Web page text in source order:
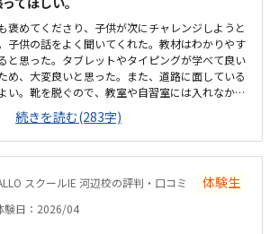
褒めてくださり、子供が次にチャレンジしようと
子供の話をよく聞いてくれた。教材はわかりやす
と思った。タブレットやタイピングが学べて良い
め、大変良いと思った。また、道路に面している
い。靴を脱ぐので、教室や自習室には入れなかっ
境よく学べると思った。想定よりも維持費を含め
しました。タブレットとか持ち込みでもう少し安
。子供は時間を忘れて、体験していたので、良か
にしてあげたい。
続きを読む(283字)
スクールIE 河辺校の評判・口コミ 体験生
験日：2026/04